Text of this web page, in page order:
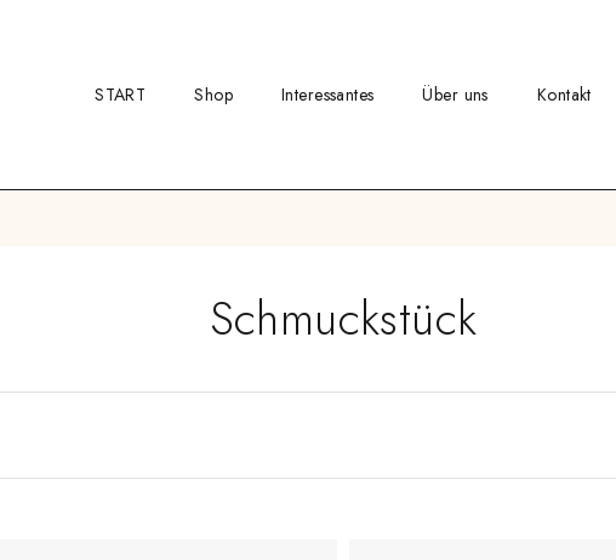
START Shop Interessantes Über uns
Kontakt
Schmuckstück